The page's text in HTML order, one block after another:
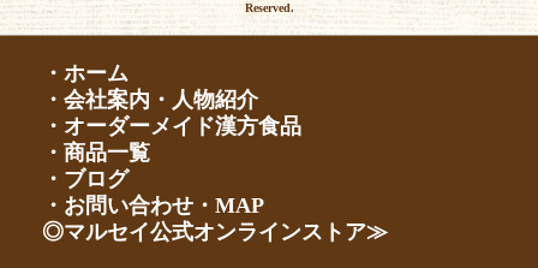
Reserved.
・ホーム
・会社案内・人物紹介
・オーダーメイド漢方食品
・商品一覧
・ブログ
・お問い合わせ・MAP
◎マルセイ公式オンラインストア≫